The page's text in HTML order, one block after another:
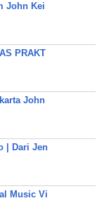
John Kei
PRAKT
John
| Dari Jen
Music Vi